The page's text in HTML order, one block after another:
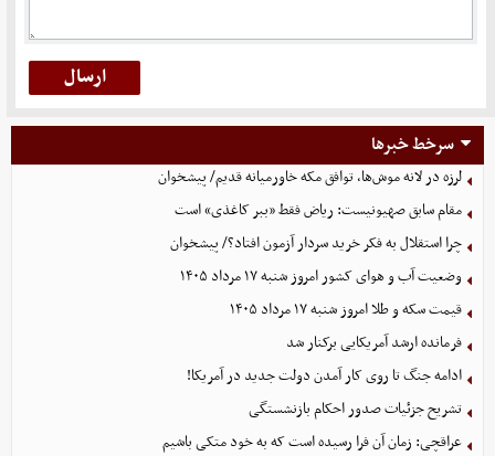
سرخط خبرها
لرزه در لانه موش‌ها، توافق مکه خاورمیانه قدیم/ پیشخوان
مقام سابق صهیونیست: ریاض فقط «ببر کاغذی» است
چرا استقلال به فکر خرید سردار آزمون افتاد؟/ پیشخوان
وضعیت آب و هوای کشور امروز شنبه ۱۷ مرداد ۱۴۰۵
قیمت سکه و طلا امروز شنبه ۱۷ مرداد ۱۴۰۵
فرمانده ارشد آمریکایی برکنار شد
ادامه جنگ تا روی کار آمدن دولت جدید در آمریکا!
تشریح جزئیات صدور احکام بازنشستگی
عراقچی: زمان آن فرا رسیده است که به خود متکی باشیم